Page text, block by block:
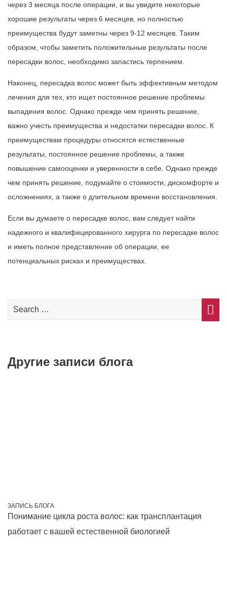
через 3 месяца после операции, и вы увидите некоторые
хорошие результаты через 6 месяцев, но полностью
преимущества будут заметны через 9-12 месяцев. Таким
образом, чтобы заметить положительные результаты после
пересадки волос, необходимо запастись терпением.
Наконец, пересадка волос может быть эффективным методом
лечения для тех, кто ищет постоянное решение проблемы
выпадения волос. Однако прежде чем принять решение,
важно учесть преимущества и недостатки пересадки волос. К
преимуществам процедуры относятся естественные
результаты, постоянное решение проблемы, а также
повышение самооценки и уверенности в себе. Однако прежде
чем принять решение, подумайте о стоимости, дискомфорте и
осложнениях, а также о длительном времени восстановления.
Если вы думаете о пересадке волос, вам следует найти
надежного и квалифицированного хирурга по пересадке волос
и иметь полное представление об операции, ее
потенциальных рисках и преимуществах.
Другие записи блога
ЗАПИСЬ БЛОГА
Понимание цикла роста волос: как трансплантация
работает с вашей естественной биологией